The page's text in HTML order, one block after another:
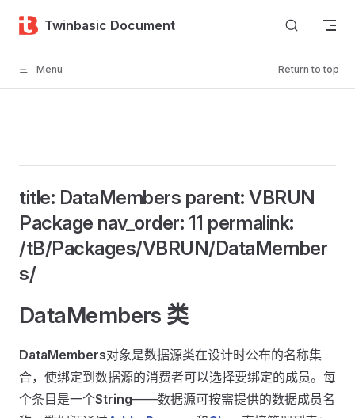
Skip to content
Twinbasic Document
Menu Return to top
title: DataMembers parent: VBRUN
Package nav_order: 11 permalink:
/tB/Packages/VBRUN/DataMember
s/
DataMembers 类
DataMembers对象是数据源类在设计时公布的名称集
合，使绑定到数据源的消费者可以选择要绑定的成员。每
个条目是一个String——数据源可按需提供的数据成员名